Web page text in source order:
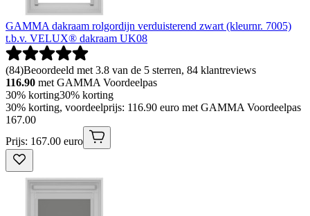
GAMMA dakraam rolgordijn verduisterend zwart (kleurnr. 7005)
t.b.v. VELUX® dakraam UK08
(84)Beoordeeld met 3.8 van de 5 sterren, 84 klantreviews
116.90 met GAMMA Voordeelpas
30% korting30% korting
30% korting, voordeelprijs: 116.90 euro met GAMMA Voordeelpas
167.00
Prijs: 167.00 euro